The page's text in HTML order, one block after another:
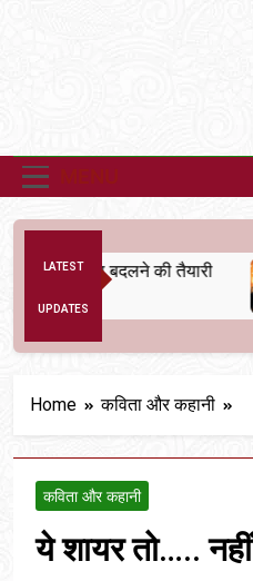
LATEST
UPDATES
व्यवस्था बदलने की तैयारी
Home कविता और कहानी
कविता और कहानी
ये शायर तो….. नहीं